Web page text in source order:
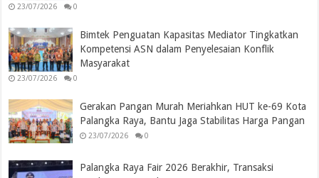
23/07/2026 0
Bimtek Penguatan Kapasitas Mediator Tingkatkan
Kompetensi ASN dalam Penyelesaian Konflik
Masyarakat
23/07/2026 0
Gerakan Pangan Murah Meriahkan HUT ke-69 Kota
Palangka Raya, Bantu Jaga Stabilitas Harga Pangan
23/07/2026 0
Palangka Raya Fair 2026 Berakhir, Transaksi